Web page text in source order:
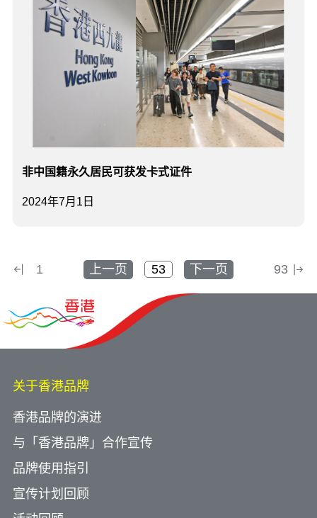
2024年7月1日
非中国籍永久居民可获发卡式证件
1 上一页 下一页 93
关于香港品牌
香港品牌的演进
与「香港品牌」合作宣传
品牌使用指引
宣传计划回顾